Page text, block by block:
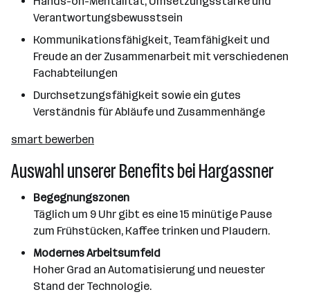
Verantwortungsbewusstsein
Kommunikationsfähigkeit, Teamfähigkeit und
Freude an der Zusammenarbeit mit verschiedenen
Fachabteilungen
Durchsetzungsfähigkeit sowie ein gutes
Verständnis für Abläufe und Zusammenhänge
smart bewerben
Auswahl unserer Benefits bei Hargassner
Begegnungszonen
Täglich um 9 Uhr gibt es eine 15 minütige Pause
zum Frühstücken, Kaffee trinken und Plaudern.
Modernes Arbeitsumfeld
Hoher Grad an Automatisierung und neuester
Stand der Technologie.